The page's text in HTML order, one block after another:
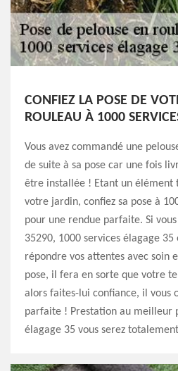
CONFIEZ LA POSE DE
ROULEAU À 1000
Vous avez commandé une
de suite à sa pose car une fois
être installée ! Etant un élément
votre jardin, confiez sa pose à
pour une rendue parfaite. Si
35290, 1000 services élagage 35
répondre vos attentes avec soin
pose, il fera en sorte que votre
alors faites-lui confiance, il vous
parfaite ! Prestation au meilleur
élagage 35 vous serez